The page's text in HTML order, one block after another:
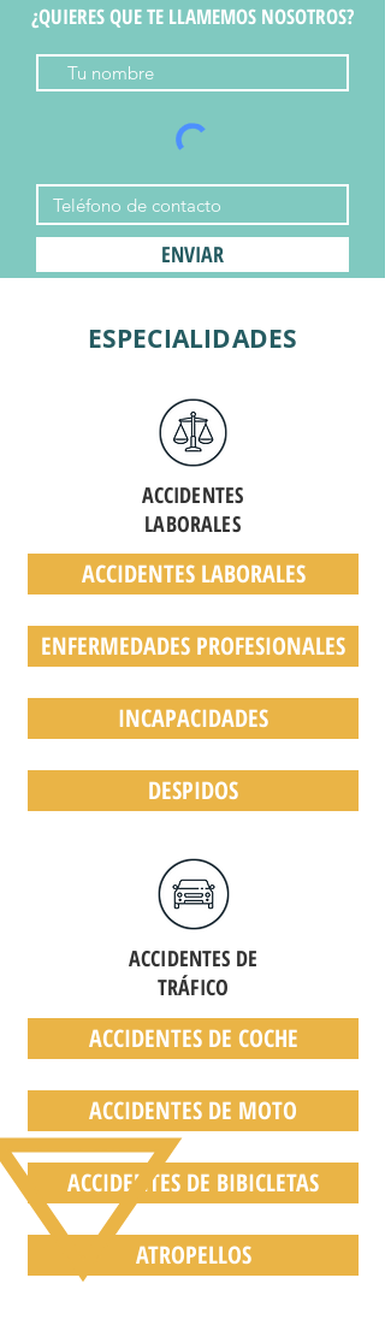
¿QUIERES QUE TE LLAMEMOS NOSOTROS?
ENVIAR
ESPECIALIDADES
ACCIDENTES
LABORALES
ACCIDENTES LABORALES
ENFERMEDADES PROFESIONALES
INCAPACIDADES
DESPIDOS
ACCIDENTES DE
TRÁFICO
ACCIDENTES DE COCHE
ACCIDENTES DE MOTO
ACCIDENTES DE BIBICLETAS
ATROPELLOS